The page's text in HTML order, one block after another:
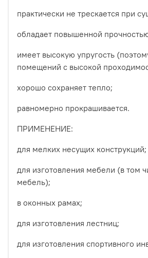
практически не трескается при
обладает повышенной
имеет высокую упругость
помещений с высокой
хорошо сохраняет тепло;
равномерно прокрашивается.
ПРИМЕНЕНИЕ:
для мелких несущих конструкций;
для изготовления мебели (в том
мебель);
в оконных рамах;
для изготовления лестниц;
для изготовления спортивного